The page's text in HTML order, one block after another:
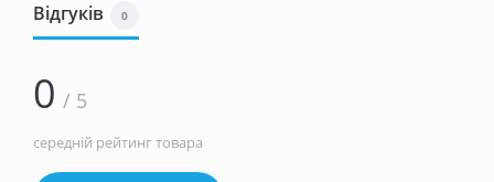
Відгуків 0
0 / 5
середній рейтинг товара